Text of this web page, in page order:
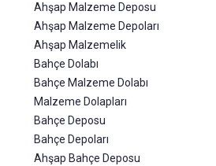
Ahşap Malzeme Deposu
Ahşap Malzeme Depoları
Ahşap Malzemelik
Bahçe Dolabı
Bahçe Malzeme Dolabı
Malzeme Dolapları
Bahçe Deposu
Bahçe Depoları
Ahşap Bahçe Deposu